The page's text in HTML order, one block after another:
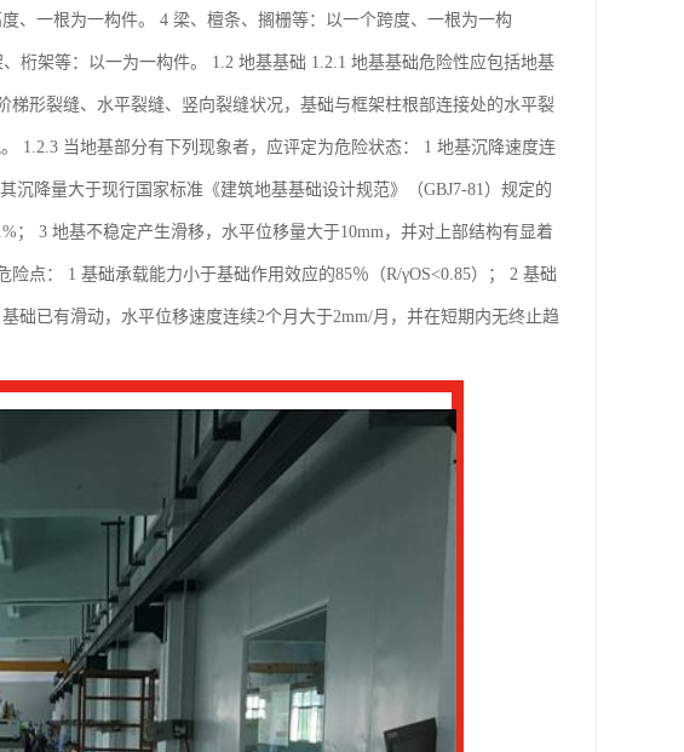
、一根为一构件。 4 梁、檀条、搁栅等：以一个跨度、一根为一构
桁架等：以一为一构件。 1.2 地基基础 1.2.1 地基基础危险性应包括地基
形裂缝、水平裂缝、竖向裂缝状况，基础与框架柱根部连接处的水平裂
1.2.3 当地基部分有下列现象者，应评定为危险状态： 1 地基沉降速度连
降量大于现行国家标准《建筑地基基础设计规范》（GBJ7-81）规定的
； 3 地基不稳定产生滑移，水平位移量大于10mm，并对上部结构有显着
点： 1 基础承载能力小于基础作用效应的85％（R/γOS<0.85）； 2 基础
础已有滑动，水平位移速度连续2个月大于2mm/月，并在短期内无终止趋